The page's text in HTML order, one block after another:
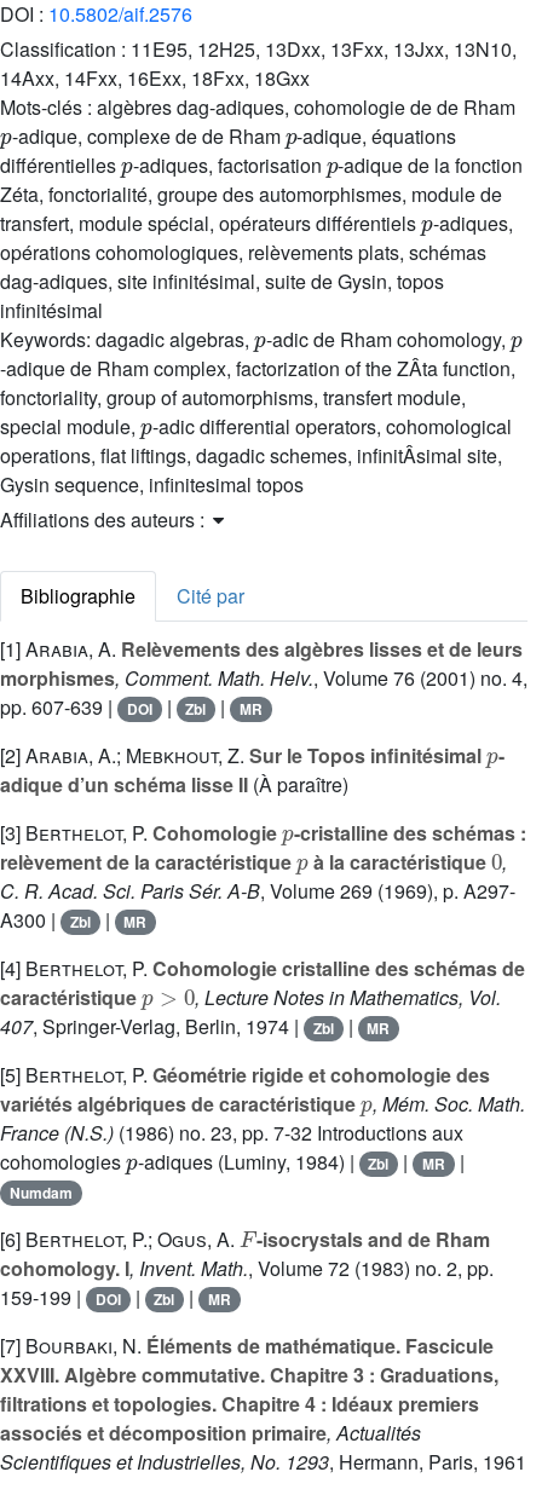
DOI : 10.5802/aif.2576
Classification : 11E95, 12H25, 13Dxx, 13Fxx, 13Jxx, 13N10,
14Axx, 14Fxx, 16Exx, 18Fxx, 18Gxx
Mots-clés : algèbres dag-adiques, cohomologie de de Rham
p
-adique, complexe de de Rham
p
-adique, équations
différentielles
p
-adiques, factorisation
p
-adique de la fonction
Zéta, fonctorialité, groupe des automorphismes, module de
transfert, module spécial, opérateurs différentiels
p
-adiques,
opérations cohomologiques, relèvements plats, schémas
dag-adiques, site infinitésimal, suite de Gysin, topos
infinitésimal
Keywords: dagadic algebras, -adic de Rham cohomology,
-adique de Rham complex, factorization of the ZÂta function,
fonctoriality, group of automorphisms, transfert module,
special module,
p
-adic differential operators, cohomological
operations, flat liftings, dagadic schemes, infinitÂsimal site,
Gysin sequence, infinitesimal topos
Affiliations des auteurs :
Bibliographie
Cité par
[1]Arabia, A. Relèvements des algèbres lisses et de leurs
morphismes, Comment. Math. Helv., Volume 76 (2001) no. 4,
pp. 607-639 |
DOI | Zbl | MR
[2]Arabia, A.; Mebkhout, Z. Sur le Topos infinitésimal -
adique d’un schéma lisse II (À paraître)
[3] Berthelot, P. Cohomologie -cristalline des schémas :
relèvement de la caractéristique
p
à la caractéristique
0
,
C. R. Acad. Sci. Paris Sér. A-B, Volume 269 (1969), p. A297-
A300 |
Zbl | MR
[4] Berthelot, P. Cohomologie cristalline des schémas de
caractéristique
p>0
, Lecture Notes in Mathematics, Vol.
407, Springer-Verlag, Berlin, 1974 | Zbl | MR
[5] Berthelot, P. Géométrie rigide et cohomologie des
variétés algébriques de caractéristique
p
, Mém. Soc. Math.
France (N.S.) (1986) no. 23, pp. 7-32 Introductions aux
cohomologies
p
-adiques (Luminy, 1984) | Zbl | MR |
Numdam
[6] Berthelot, P.; Ogus, A.
-isocrystals and de Rham
cohomology. I, Invent. Math., Volume 72 (1983) no. 2, pp.
159-199 |
DOI | Zbl | MR
[7] Bourbaki, N. Éléments de mathématique. Fascicule
XXVIII. Algèbre commutative. Chapitre 3 : Graduations,
filtrations et topologies. Chapitre 4 : Idéaux premiers
associés et décomposition primaire, Actualités
Scientifiques et Industrielles, No. 1293, Hermann, Paris, 1961